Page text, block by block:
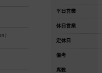
）
平日営業
休日営業
定休日
備考
席数